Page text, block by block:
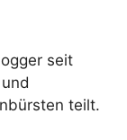
seit
teilt.